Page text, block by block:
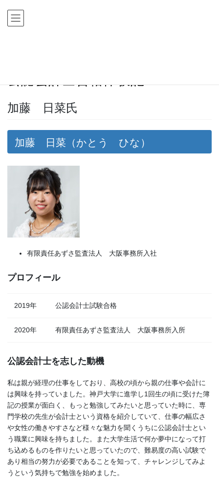
移
加藤 日菜氏
加藤 日菜（かとう ひな）
有限責任あずさ監査法人 大阪事務所入社
プロフィール
2019年 公認会計士試験合格
2020年 有限責任あずさ監査法人 大阪事務所入所
公認会計士を志した動機
私は親が経理の仕事をしており、高校の頃から親の仕事や会計に
は興味を持っていました。神戸大学に進学し1回生の頃に受けた簿
記の授業が面白く、もっと勉強してみたいと思っていた時に、専
門学校の先生が会計士という資格を紹介していて、仕事の幅広さ
や女性の働きやすさなど様々な魅力を聞くうちに公認会計士とい
う職業に興味を持ちました。また大学生活で何か夢中になって打
ち込めるものを作りたいと思っていたので、難易度の高い試験で
あり相当の努力が必要であることを知って、チャレンジしてみよ
うという気持ちで勉強を始めました。